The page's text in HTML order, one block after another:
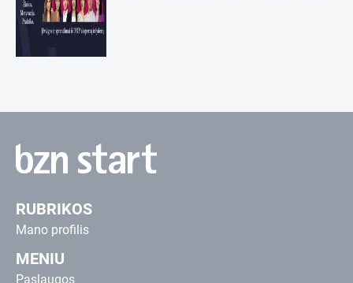
RUBRIKOS
Mano profilis
MENIU
Paslaugos